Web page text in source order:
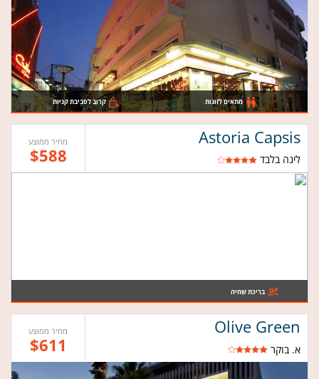
מתאים לזוגות קרוב לסביבת קניות
Astoria Capsis
לינה בלבד
מחיר ממוצע
$588
בריכת שחיה
Olive Green
א. בוקר
מחיר ממוצע
$611